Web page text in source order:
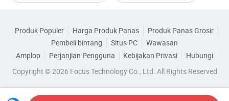
Shell atas
Shell bawah
Pelat Aus
eksentrik
Bushing
Selubung
Lapisan
Pelat Langkah
Utama
Silinder Set
Bagian Penghancur Mantel
Bagian Kerucut Penghancur Mantel
Produk Populer Harga Produk Panas
Produk Panas Grosir
Pembeli bintang
Situs PC
Wawasan
Amplop
Perjanjian Pengguna Kebijakan Privasi
Hubungi
Copyright © 2026 Focus Technology Co., Ltd. All Rights Reserved